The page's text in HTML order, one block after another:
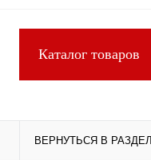
Каталог товаров
ВЕРНУТЬСЯ В РАЗДЕЛ